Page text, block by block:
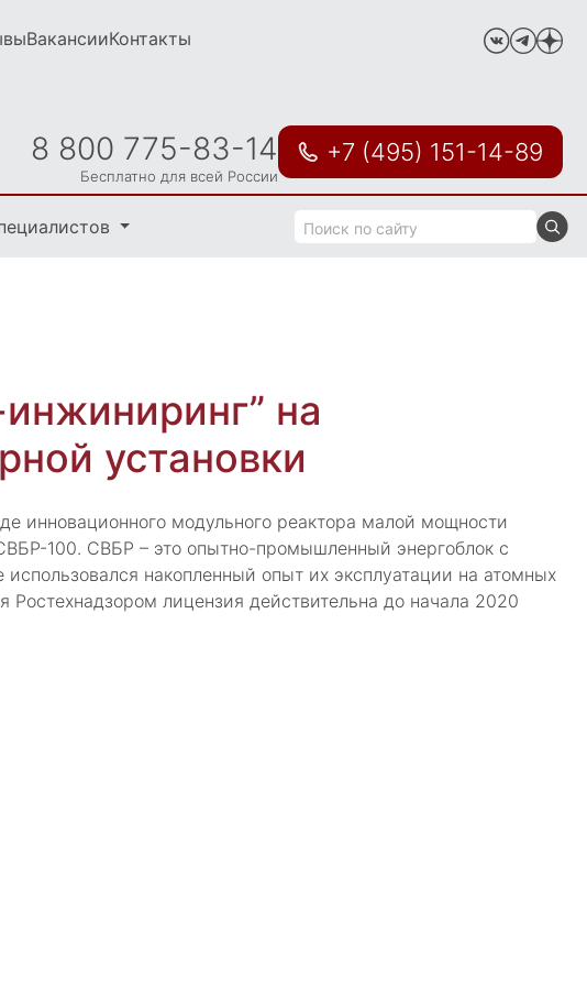
ВакансииКонтакты
8 800 775-83-14
Бесплатно для всей России
+7 (495) 151-14-89
на
установки
инновационного модульного реактора малой мощности
100. СВБР – это опытно-промышленный энергоблок с
накопленный опыт их эксплуатации на атомных
лицензия действительна до начала 2020